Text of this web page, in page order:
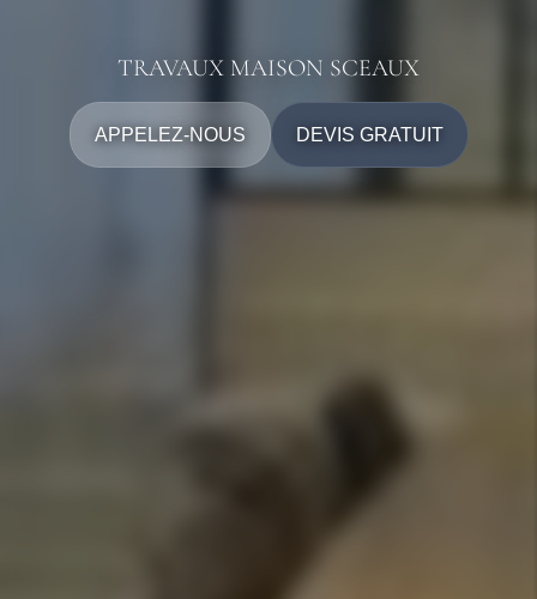
TRAVAUX MAISON SCEAUX
APPELEZ-NOUS DEVIS GRATUIT